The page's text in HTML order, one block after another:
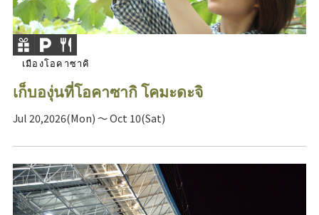
เมืองโอคาซาคิ
เก็บองุ่นที่โอคาซากิ โคมะดะจิ
Jul 20,2026(Mon) ～ Oct 10(Sat)